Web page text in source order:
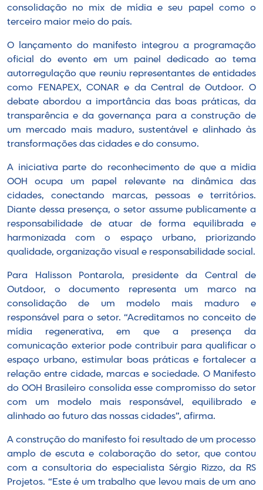
consolidação no mix de mídia e seu papel como o
terceiro maior meio do país.
O lançamento do manifesto integrou a programação
oficial do evento em um painel dedicado ao tema
autorregulação que reuniu representantes de entidades
como FENAPEX, CONAR e da Central de Outdoor. O
debate abordou a importância das boas práticas, da
transparência e da governança para a construção de
um mercado mais maduro, sustentável e alinhado às
transformações das cidades e do consumo.
A iniciativa parte do reconhecimento de que a mídia
OOH ocupa um papel relevante na dinâmica das
cidades, conectando marcas, pessoas e territórios.
Diante dessa presença, o setor assume publicamente a
responsabilidade de atuar de forma equilibrada e
harmonizada com o espaço urbano, priorizando
qualidade, organização visual e responsabilidade social.
Para Halisson Pontarola, presidente da Central de
Outdoor, o documento representa um marco na
consolidação de um modelo mais maduro e
responsável para o setor. “Acreditamos no conceito de
mídia regenerativa, em que a presença da
comunicação exterior pode contribuir para qualificar o
espaço urbano, estimular boas práticas e fortalecer a
relação entre cidade, marcas e sociedade. O Manifesto
do OOH Brasileiro consolida esse compromisso do setor
com um modelo mais responsável, equilibrado e
alinhado ao futuro das nossas cidades”, afirma.
A construção do manifesto foi resultado de um processo
amplo de escuta e colaboração do setor, que contou
com a consultoria do especialista Sérgio Rizzo, da RS
Projetos. “Este é um trabalho que levou mais de um ano